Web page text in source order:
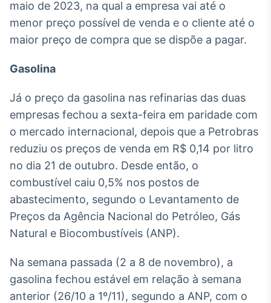
Conteúdos e
dados para
displays e telas
Curadoria de
conteúdos
noticiosos
Soluções de
Tecnologia
Broadcast
Monitoramento
inteligente de
notícias e
conteúdos
Fundos
A melhor
plataforma para
maio de 2023, na qual a empresa vai até o
menor preço possível de venda e o cliente até o
maior preço de compra que se dispõe a pagar.
Gasolina
Já o preço da gasolina nas refinarias das duas
empresas fechou a sexta-feira em paridade com
o mercado internacional, depois que a Petrobras
reduziu os preços de venda em R$ 0,14 por litro
no dia 21 de outubro. Desde então, o
combustível caiu 0,5% nos postos de
abastecimento, segundo o Levantamento de
Preços da Agência Nacional do Petróleo, Gás
Natural e Biocombustíveis (ANP).
Na semana passada (2 a 8 de novembro), a
gasolina fechou estável em relação à semana
anterior (26/10 a 1º/11), segundo a ANP, com o